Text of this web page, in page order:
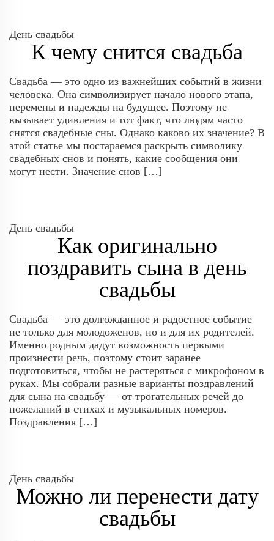
День свадьбы
К чему снится свадьба
Свадьба — это одно из важнейших событий в жизни
человека. Она символизирует начало нового этапа,
перемены и надежды на будущее. Поэтому не
вызывает удивления и тот факт, что людям часто
снятся свадебные сны. Однако каково их значение? В
этой статье мы постараемся раскрыть символику
свадебных снов и понять, какие сообщения они
могут нести. Значение снов […]
День свадьбы
Как оригинально
поздравить сына в день
свадьбы
Свадьба — это долгожданное и радостное событие
не только для молодоженов, но и для их родителей.
Именно родным дадут возможность первыми
произнести речь, поэтому стоит заранее
подготовиться, чтобы не растеряться с микрофоном в
руках. Мы собрали разные варианты поздравлений
для сына на свадьбу — от трогательных речей до
пожеланий в стихах и музыкальных номеров.
Поздравления […]
День свадьбы
Можно ли перенести дату
свадьбы